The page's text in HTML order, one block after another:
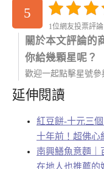
5
1位網友投票評論
關於本文評論的
你給幾顆星呢？
歡迎一起點擊星號參
延伸閱讀
紅豆餅-十元三
十年前！超佛心
南興鱔魚意麵｜
在地人也推薦的